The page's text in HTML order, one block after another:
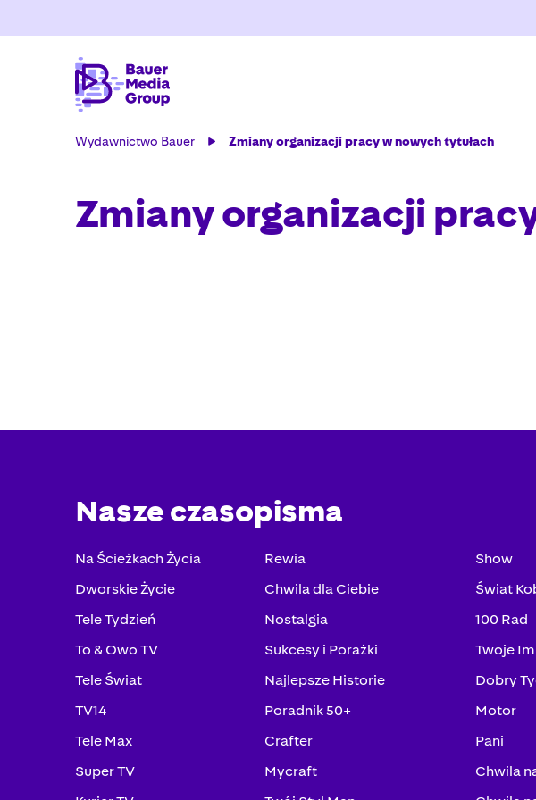
Wydawnictwo Bauer Zmiany organizacji pracy w nowych tytułach
Zmiany organizacji
Nasze czasopisma
Na Ścieżkach Życia
Dworskie Życie
Tele Tydzień
To & Owo TV
Tele Świat
TV14
Tele Max
Super TV
Rewia
Chwila dla Ciebie
Nostalgia
Sukcesy i Porażki
Najlepsze Historie
Poradnik 50+
Crafter
Mycraft
Show
Świat
100 Rad
Twoje
Dobry
Motor
Pani
Chwila